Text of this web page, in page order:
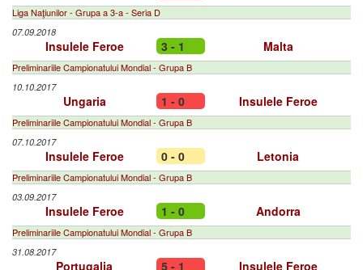
Liga Naţiunilor - Grupa a 3-a - Seria D
07.09.2018
Insulele Feroe 3 - 1 Malta
Preliminariile Campionatului Mondial - Grupa B
10.10.2017
Ungaria 1 - 0 Insulele Feroe
Preliminariile Campionatului Mondial - Grupa B
07.10.2017
Insulele Feroe 0 - 0 Letonia
Preliminariile Campionatului Mondial - Grupa B
03.09.2017
Insulele Feroe 1 - 0 Andorra
Preliminariile Campionatului Mondial - Grupa B
31.08.2017
Portugalia 5 - 1 Insulele Feroe